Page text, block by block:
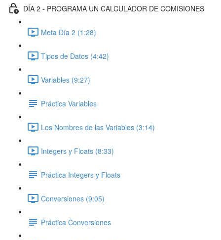
DÍA 2 - PROGRAMA UN CALCULADOR DE COMISIONES
Meta Día 2 (1:28)
Tipos de Datos (4:42)
Variables (9:27)
Práctica Variables
Los Nombres de las Variables (3:14)
Integers y Floats (8:33)
Práctica Integers y Floats
Conversiones (9:05)
Práctica Conversiones